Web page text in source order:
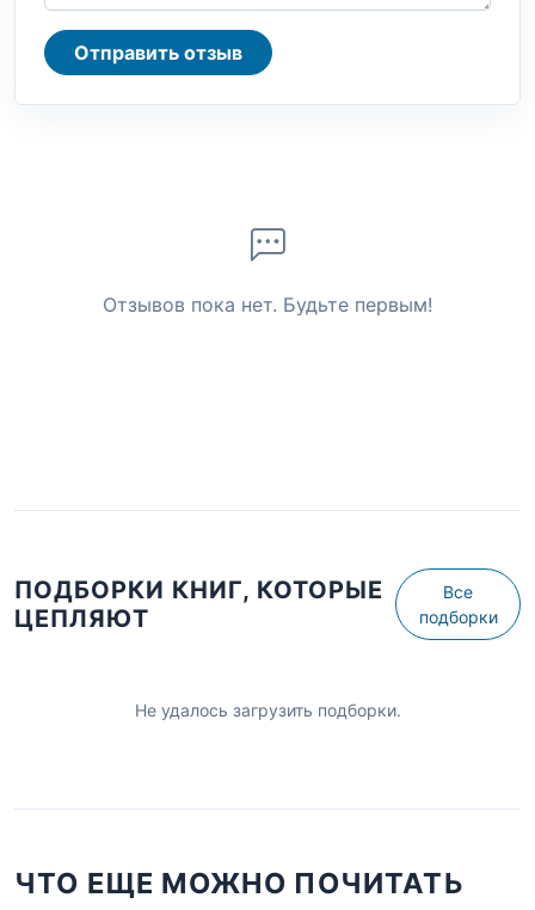
Отправить отзыв
Отзывов пока нет. Будьте первым!
ПОДБОРКИ КНИГ, КОТОРЫЕ
ЦЕПЛЯЮТ
Все
подборки
Не удалось загрузить подборки.
ЧТО ЕЩЕ МОЖНО ПОЧИТАТЬ